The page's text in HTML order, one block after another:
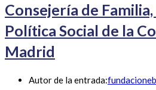
Consejería de
Política Social de la
Madrid
Autor de la entrada: